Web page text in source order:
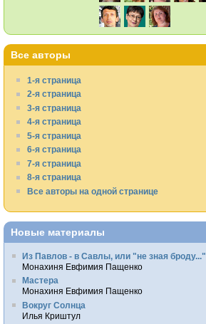
Все авторы
1-я страница
2-я страница
3-я страница
4-я страница
5-я страница
6-я страница
7-я страница
8-я страница
Все авторы на одной странице
Новые материалы
Из Павлов - в Савлы, или "не зная броду..."
Монахиня Евфимия Пащенко
Мастера
Монахиня Евфимия Пащенко
Вокруг Солнца
Илья Криштул